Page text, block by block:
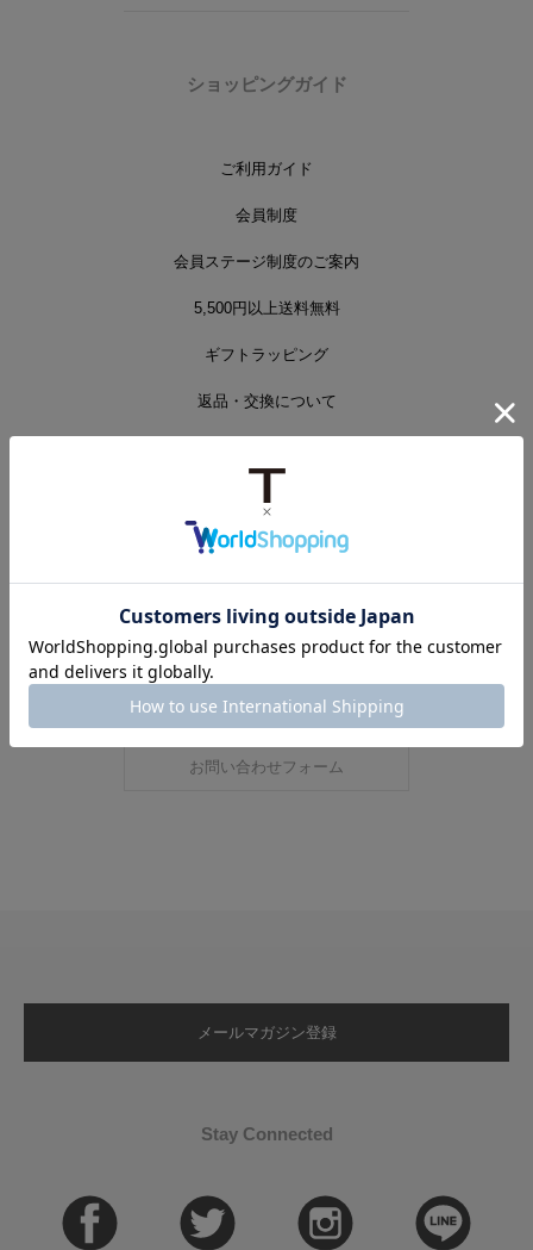
ショッピングガイド
ご利用ガイド
会員制度
会員ステージ制度のご案内
5,500円以上送料無料
ギフトラッピング
返品・交換について
取扱説明書・マニュアルについて
よくあるご質問
お問い合わせフォーム
メールマガジン登録
Stay Connected